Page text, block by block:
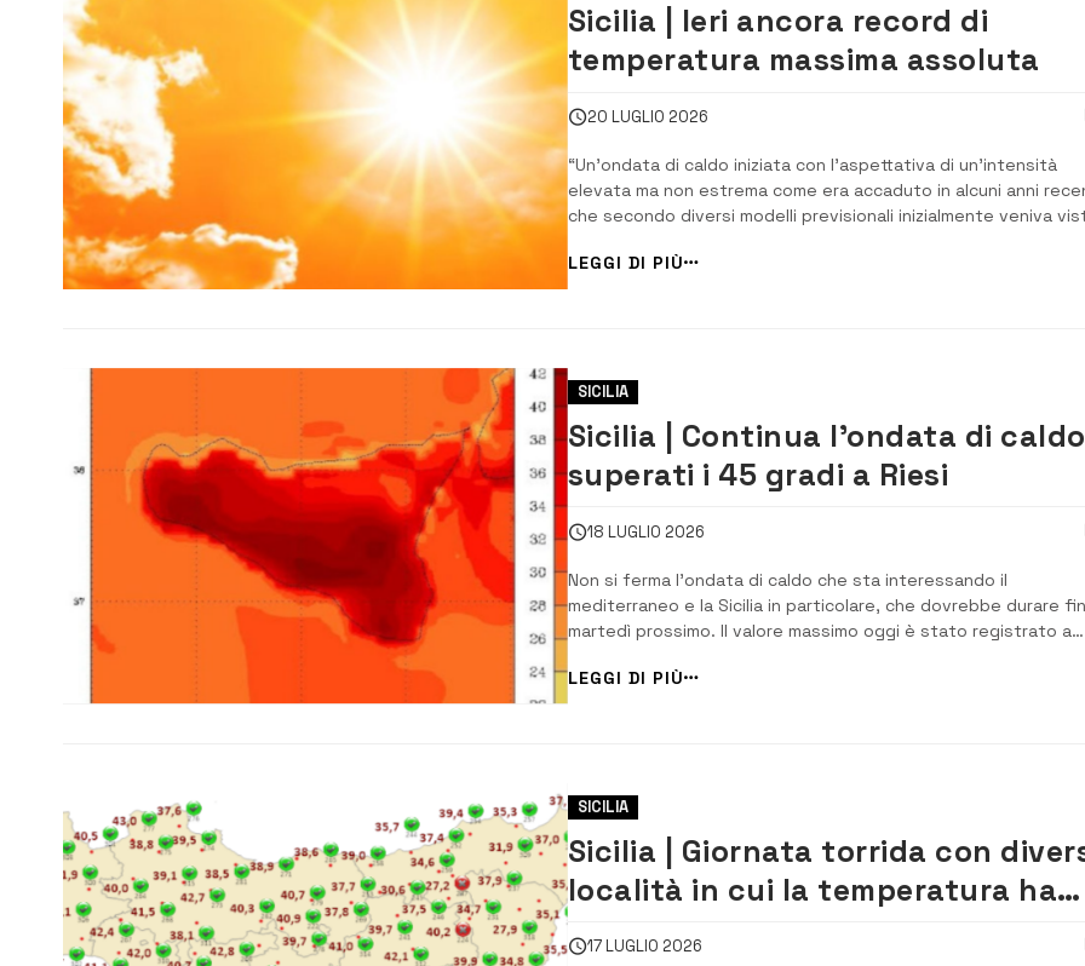
Sicilia | Ieri ancora record di
temperatura massima assoluta
20 LUGLIO 2026
“Un’ondata di caldo iniziata con l’aspettativa di un’intensità
elevata ma non estrema come era accaduto in alcuni anni
che secondo diversi modelli previsionali inizialmente veniva
esprimendo in alcune aree un’eccezionale intensità”. Così il Sias,
Ser...
LEGGI DI PIÙ
SICILIA
Sicilia | Continua l’ondata di
superati i 45 gradi a Riesi
18 LUGLIO 2026
Non si ferma l’ondata di caldo che sta interessando il
mediterraneo e la Sicilia in particolare, che dovrebbe durare
martedì prossimo. Il valore massimo oggi è stato registrato a
gradi, un valore inferiore di appena 0,3 gradi al massimo di 45,8
registrato il […]...
LEGGI DI PIÙ
SICILIA
Sicilia | Giornata torrida con
località in cui la temperatura ha
superato i 42 gradi
17 LUGLIO 2026